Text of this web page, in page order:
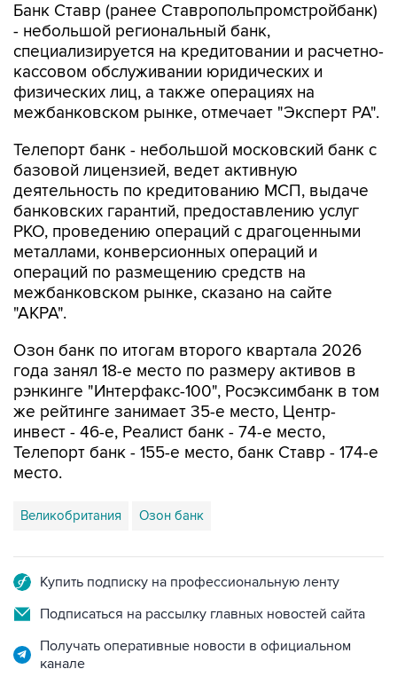
Банк Ставр (ранее Ставропольпромстройбанк)
- небольшой региональный банк,
специализируется на кредитовании и расчетно-
кассовом обслуживании юридических и
физических лиц, а также операциях на
межбанковском рынке, отмечает "Эксперт РА".
Телепорт банк - небольшой московский банк с
базовой лицензией, ведет активную
деятельность по кредитованию МСП, выдаче
банковских гарантий, предоставлению услуг
РКО, проведению операций с драгоценными
металлами, конверсионных операций и
операций по размещению средств на
межбанковском рынке, сказано на сайте
"АКРА".
Озон банк по итогам второго квартала 2026
года занял 18-е место по размеру активов в
рэнкинге "Интерфакс-100", Росэксимбанк в том
же рейтинге занимает 35-е место, Центр-
инвест - 46-е, Реалист банк - 74-е место,
Телепорт банк - 155-е место, банк Ставр - 174-е
место.
Великобритания Озон банк
Купить подписку на профессиональную ленту
Подписаться на рассылку главных новостей сайта
Получать оперативные новости в официальном
канале